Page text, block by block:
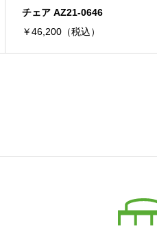
チェア AZ21-0646
￥46,200（税込）